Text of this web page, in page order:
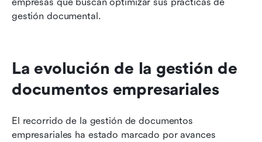
gestión documental.
La evolución de la gestión de
documentos empresariales
El recorrido de la gestión de documentos
empresariales ha estado marcado por avances